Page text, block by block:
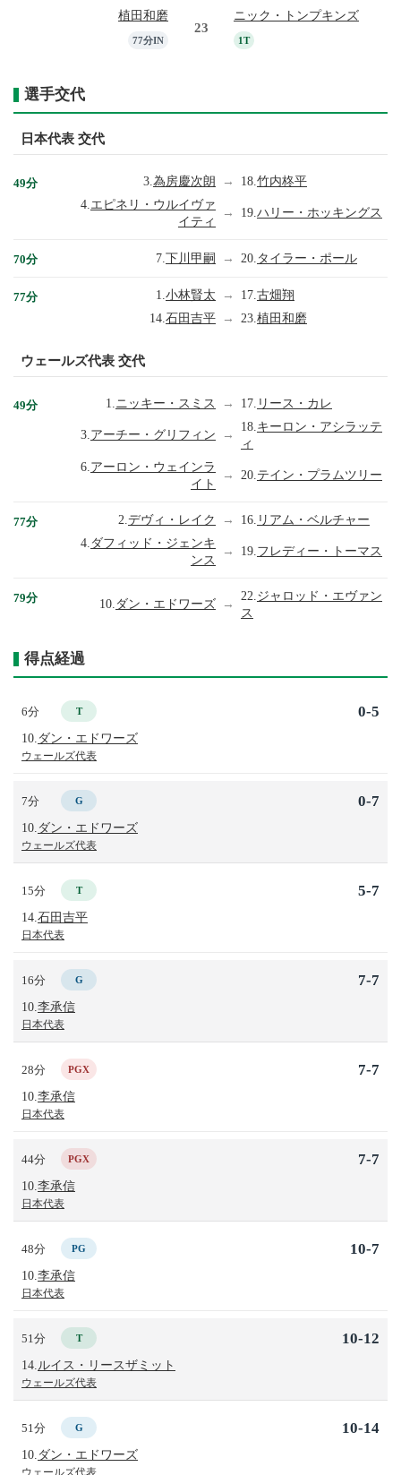
植田和磨
77分IN
23
ニック・トンプキンズ
1T
選手交代
日本代表 交代
49分 3. 為房慶次朗 → 18. 竹内柊平
4. エピネリ・ウルイヴァ
イティ
→ 19.ハリー・ホッキングス
70分 7. 下川甲嗣 → 20. タイラー・ポール
77分 1. 小林賢太 → 17. 古畑翔
14. 石田吉平 → 23. 植田和磨
ウェールズ代表 交代
49分 1. ニッキー・スミス → 17. リース・カレ
3.アーチー・グリフィン →
18. キーロン・アシラッテ
ィ
6. アーロン・ウェインラ
イト
→ 20.テイン・プラムツリー
77分 2. デヴィ・レイク → 16. リアム・ベルチャー
4. ダフィッド・ジェンキ
ンス
→ 19.フレディー・トーマス
79分 10. ダン・エドワーズ →
22. ジャロッド・エヴァン
ス
得点経過
6分 T
10. ダン・エドワーズ
ウェールズ代表
0-5
7分 G
10. ダン・エドワーズ
ウェールズ代表
0-7
15分 T
14. 石田吉平
日本代表
5-7
16分 G
10. 李承信
日本代表
7-7
28分 PGX
10. 李承信
日本代表
7-7
44分 PGX
10. 李承信
日本代表
7-7
48分 PG
10. 李承信
日本代表
10-7
51分 T
14. ルイス・リースザミット
ウェールズ代表
10-12
51分 G
10. ダン・エドワーズ
ウェールズ代表
10-14